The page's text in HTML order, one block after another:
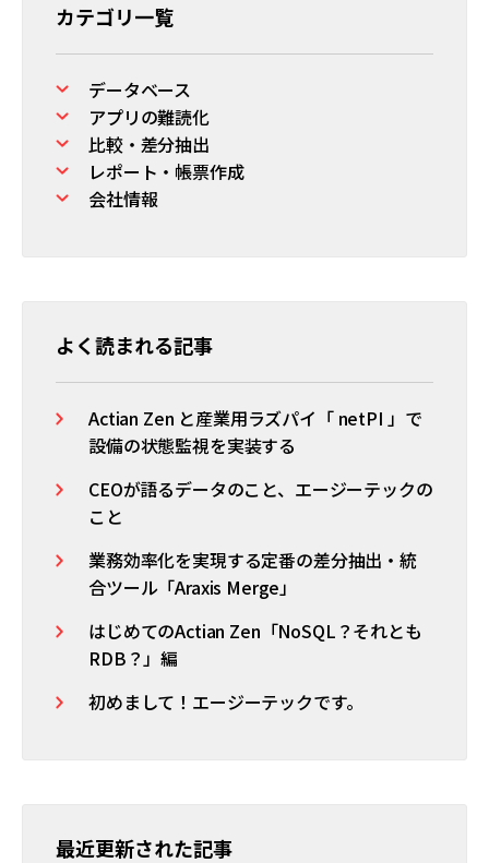
カテゴリ一覧
データベース
アプリの難読化
比較・差分抽出
レポート・帳票作成
会社情報
よく読まれる記事
Actian Zen と産業用ラズパイ「 netPI 」で
設備の状態監視を実装する
CEOが語るデータのこと、エージーテックの
こと
業務効率化を実現する定番の差分抽出・統
合ツール「Araxis Merge」
はじめてのActian Zen「NoSQL？それとも
RDB？」編
初めまして！エージーテックです。
最近更新された記事